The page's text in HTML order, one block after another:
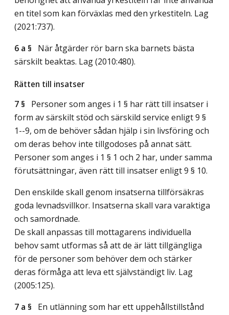
en titel som kan förväxlas med den yrkestiteln. Lag
(2021:737).
6 a § När åtgärder rör barn ska barnets bästa
särskilt beaktas. Lag (2010:480).
Rätten till insatser
7 § Personer som anges i 1 § har rätt till insatser i
form av särskilt stöd och särskild service enligt 9 §
1--9, om de behöver sådan hjälp i sin livsföring och
om deras behov inte tillgodoses på annat sätt.
Personer som anges i 1 § 1 och 2 har, under samma
förutsättningar, även rätt till insatser enligt 9 § 10.
Den enskilde skall genom insatserna tillförsäkras
goda levnadsvillkor. Insatserna skall vara varaktiga
och samordnade.
De skall anpassas till mottagarens individuella
behov samt utformas så att de är lätt tillgängliga
för de personer som behöver dem och stärker
deras förmåga att leva ett självständigt liv. Lag
(2005:125).
7 a § En utlänning som har ett uppehållstillstånd